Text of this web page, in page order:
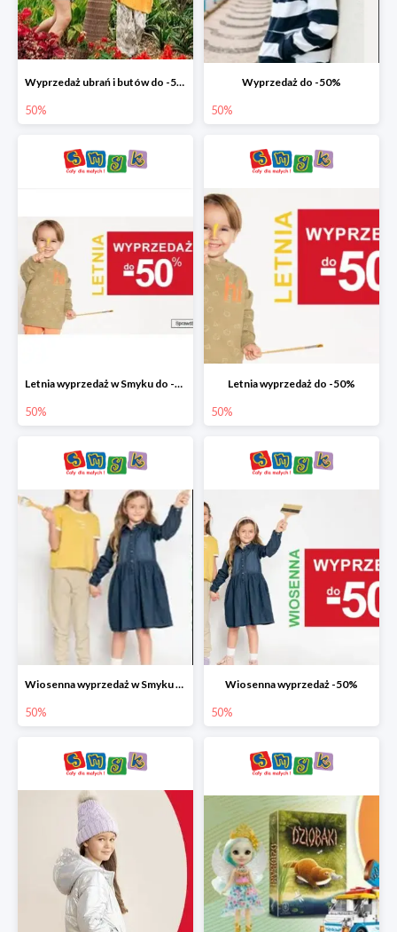
Wyprzedaż ubrań i butów do -50%
50%
Wyprzedaż do -50%
50%
Letnia wyprzedaż w Smyku do -50%
50%
Letnia wyprzedaż do -50%
50%
Wiosenna wyprzedaż w Smyku do -50%
50%
Wiosenna wyprzedaż -50%
50%